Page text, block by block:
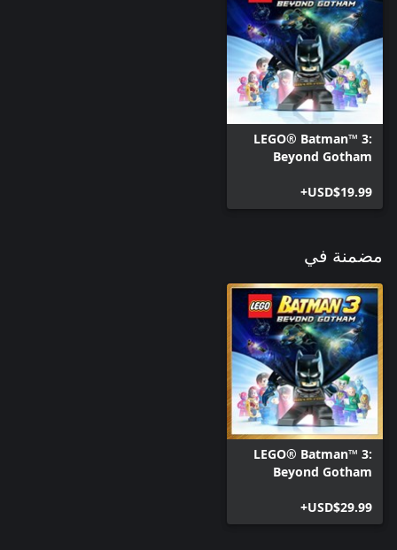
LEGO® Batman™ 3:
Beyond Gotham
USD$19.99+
مضمنة في
LEGO® Batman™ 3:
Beyond Gotham
USD$29.99+